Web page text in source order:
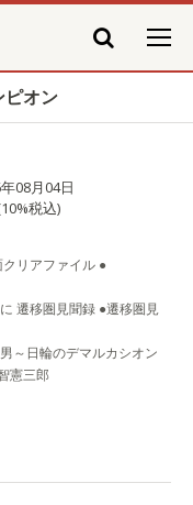
オン
08月04日
税込)
リアファイル ●
遷移圏見聞録 ●遷移圏見
～日輪のデマルカシオン
憲三郎